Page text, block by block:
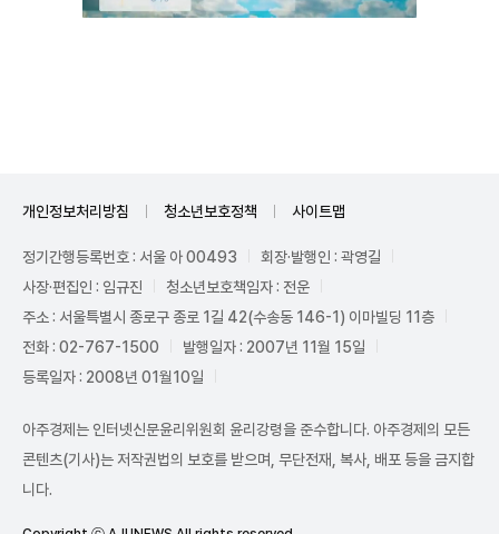
개인정보처리방침 청소년보호정책 사이트맵
정기간행등록번호 : 서울 아 00493
회장·발행인 : 곽영길
사장·편집인 : 임규진
청소년보호책임자 : 전운
주소 : 서울특별시 종로구 종로 1길 42(수송동 146-1) 이마빌딩 11층
전화 : 02-767-1500
발행일자 : 2007년 11월 15일
등록일자 : 2008년 01월10일
아주경제는 인터넷신문윤리위원회 윤리강령을 준수합니다. 아주경제의 모든
콘텐츠(기사)는 저작권법의 보호를 받으며, 무단전재, 복사, 배포 등을 금지합
니다.